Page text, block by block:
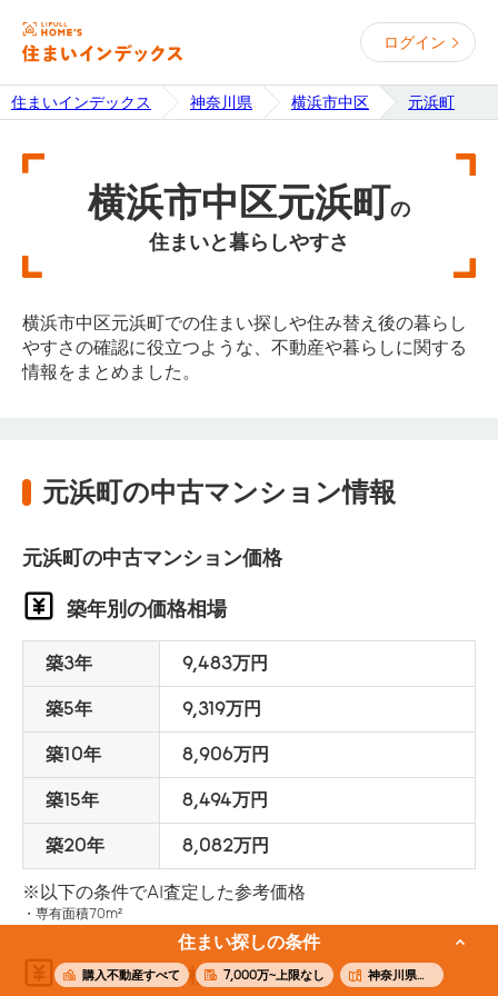
ログイン
住まいインデックス 神奈川県 横浜市中区 元浜町
横浜市中区元浜町の
住まいと暮らしやすさ
横浜市中区元浜町での住まい探しや住み替え後の暮らし
やすさの確認に役立つような、不動産や暮らしに関する
情報をまとめました。
元浜町の中古マンション情報
元浜町の中古マンション価格
築年別の価格相場
築3年 9,483万円
築5年 9,319万円
築10年 8,906万円
築15年 8,494万円
築20年 8,082万円
※以下の条件でAI査定した参考価格
専有面積70m²
面積別の価格相場
住まい探しの条件
購入不動産すべて 7,000万~上限なし 神奈川県横浜市中区元浜町